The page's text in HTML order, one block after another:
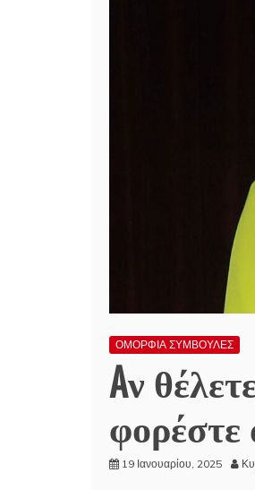
ΟΜΟΡΦΙΑ ΣΥΜΒΟΥΛΕΣ
Aν
19 Ιανουαρίου, 2025